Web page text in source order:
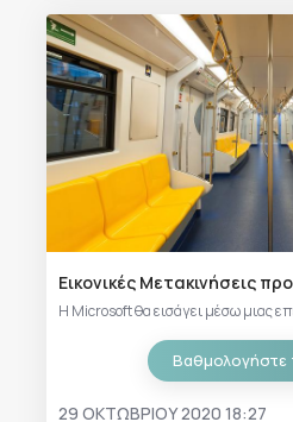
Εικονικές Μετακινήσεις
Η Microsoft θα εισάγει μέσω μιας
Βαθμολογήστε
29 ΟΚΤΩΒΡΊΟΥ 2020 18:27